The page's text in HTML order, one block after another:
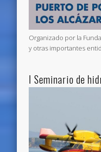
Organizado por la
y otras importantes
I Seminario de